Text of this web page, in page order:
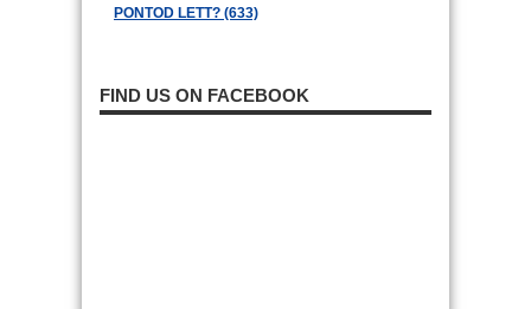
PONTOD LETT? (633)
FIND US ON FACEBOOK